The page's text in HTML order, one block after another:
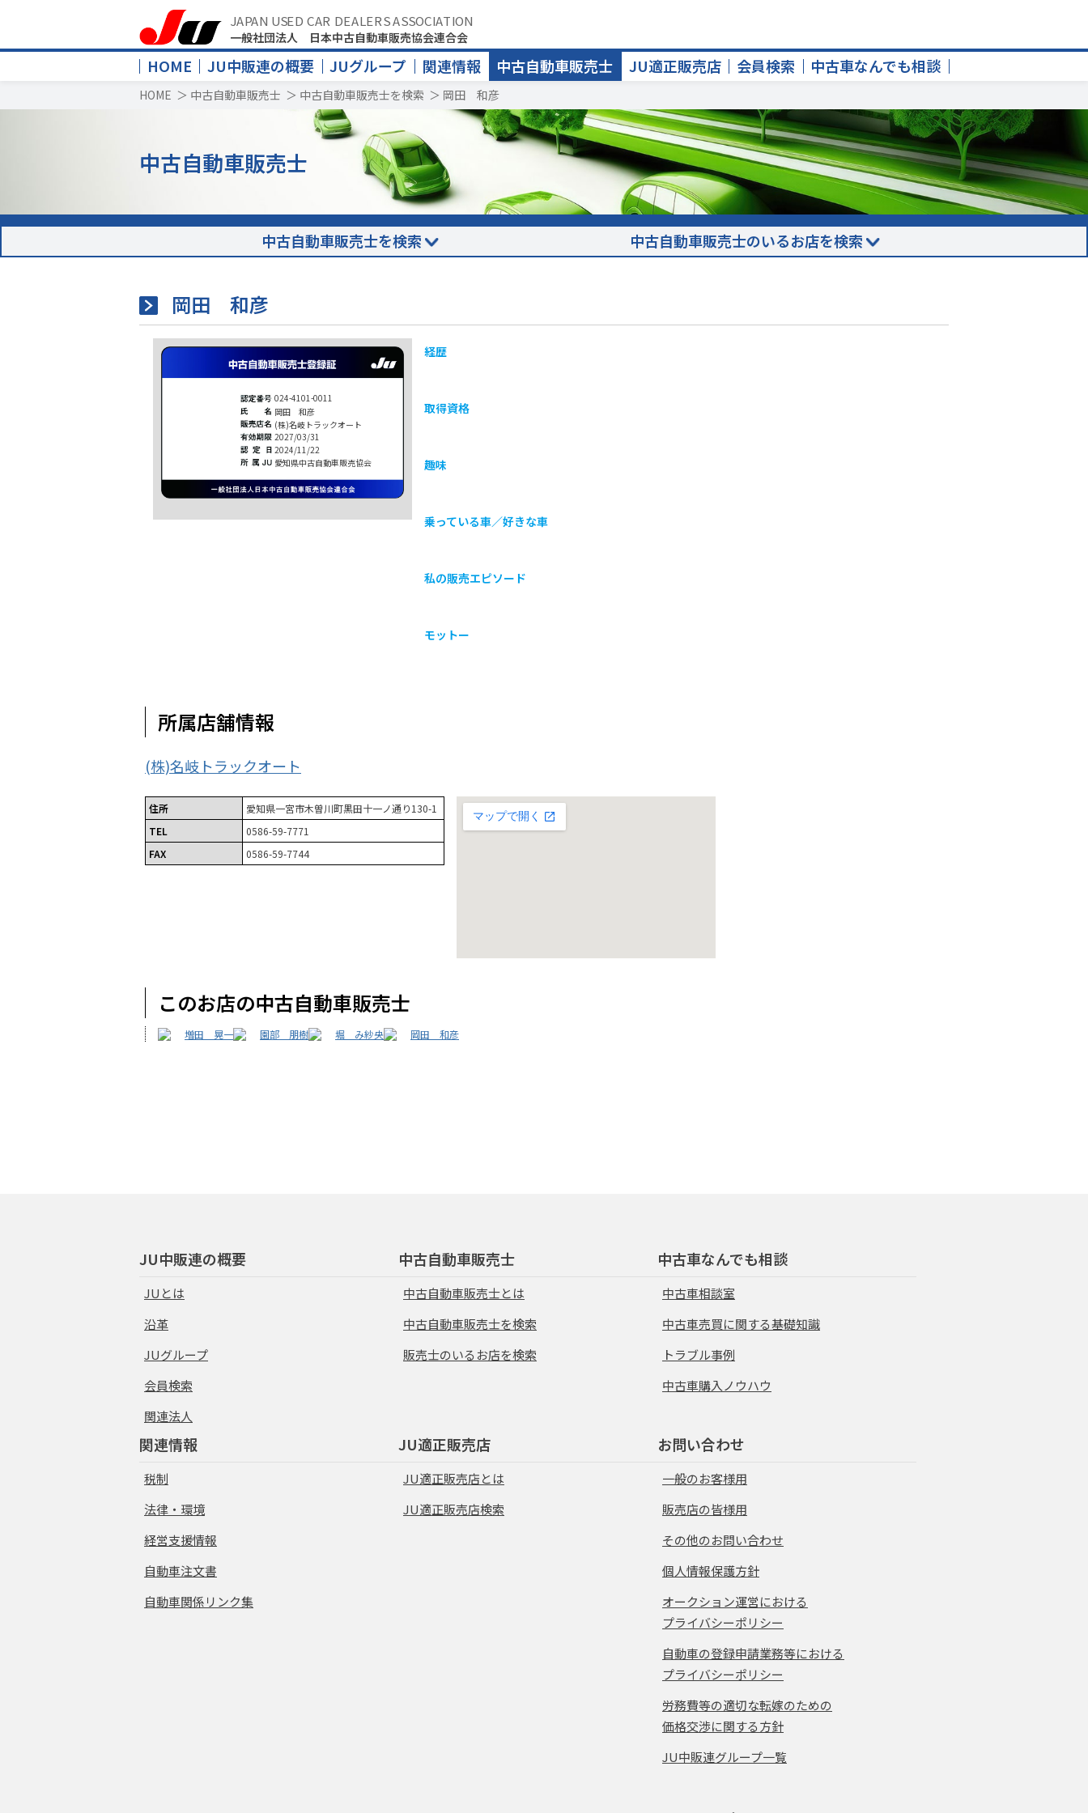
JAPAN USED CAR DEALERS ASSOCIATION
一般社団法人 日本中古自動車販売協会連合会
HOME JU中販連の概要 JUグループ 関連情報 中古自動車販売士 JU適正販売店 会員検索 中古車なんでも相談
HOME ＞ 中古自動車販売士 ＞ 中古自動車販売士を検索 ＞ 岡田 和彦
中古自動車販売士
中古自動車販売士を検索 中古自動車販売士のいるお店を検索
岡田 和彦
024-4101-0011
岡田 和彦
(株)名岐トラックオート
2027/03/31
2024/11/22
愛知県中古自動車販売協会
経歴
取得資格
趣味
乗っている車／好きな車
私の販売エピソード
モットー
所属店舗情報
(株)名岐トラックオート
住所
愛知県一宮市木曽川町黒田十一ノ通り130-1
TEL
0586-59-7771
FAX
0586-59-7744
このお店の中古自動車販売士
増田 晃一 園部 朋樹 堀 み紗央 岡田 和彦
JU中販連の概要
JUとは
沿革
JUグループ
会員検索
関連法人
中古自動車販売士
中古自動車販売士とは
中古自動車販売士を検索
販売士のいるお店を検索
中古車なんでも相談
中古車相談室
中古車売買に関する基礎知識
トラブル事例
中古車購入ノウハウ
関連情報
税制
法律・環境
経営支援情報
自動車注文書
自動車関係リンク集
JU適正販売店
JU適正販売店とは
JU適正販売店検索
お問い合わせ
一般のお客様用
販売店の皆様用
その他のお問い合わせ
個人情報保護方針
オークション運営における
プライバシーポリシー
自動車の登録申請業務等における
プライバシーポリシー
労務費等の適切な転嫁のための
価格交渉に関する方針
JU中販連グループ一覧